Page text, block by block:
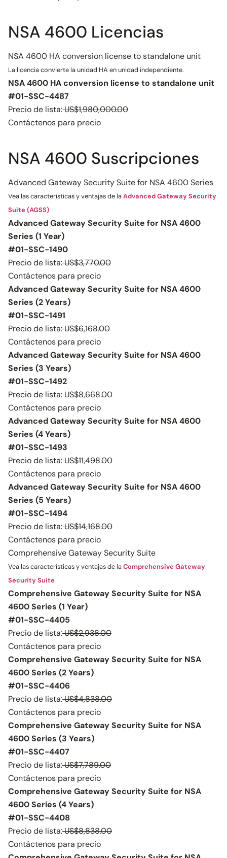
NSA 4600 Licencias
NSA 4600 HA conversion license to standalone unit
La licencia convierte la unidad HA en unidad independiente.
NSA 4600 HA conversion license to standalone unit
#01-SSC-4487
Precio de lista:US$1,980,000.00
Contáctenos para precio
NSA 4600 Suscripciones
Advanced Gateway Security Suite for NSA 4600 Series
Vea las características y ventajas de laAdvanced Gateway Security
Suite (AGSS)
Advanced Gateway Security Suite for NSA 4600
Series (1 Year)
#01-SSC-1490
Precio de lista:US$3,770.00
Contáctenos para precio
Advanced Gateway Security Suite for NSA 4600
Series (2 Years)
#01-SSC-1491
Precio de lista:US$6,168.00
Contáctenos para precio
Advanced Gateway Security Suite for NSA 4600
Series (3 Years)
#01-SSC-1492
Precio de lista:US$8,668.00
Contáctenos para precio
Advanced Gateway Security Suite for NSA 4600
Series (4 Years)
#01-SSC-1493
Precio de lista:US$11,498.00
Contáctenos para precio
Advanced Gateway Security Suite for NSA 4600
Series (5 Years)
#01-SSC-1494
Precio de lista:US$14,168.00
Contáctenos para precio
Comprehensive Gateway Security Suite
Vea las características y ventajas de laComprehensive Gateway
Security Suite
Comprehensive Gateway Security Suite for NSA
4600 Series (1 Year)
#01-SSC-4405
Precio de lista:US$2,938.00
Contáctenos para precio
Comprehensive Gateway Security Suite for NSA
4600 Series (2 Years)
#01-SSC-4406
Precio de lista:US$4,838.00
Contáctenos para precio
Comprehensive Gateway Security Suite for NSA
4600 Series (3 Years)
#01-SSC-4407
Precio de lista:US$7,789.00
Contáctenos para precio
Comprehensive Gateway Security Suite for NSA
4600 Series (4 Years)
#01-SSC-4408
Precio de lista:US$8,838.00
Contáctenos para precio